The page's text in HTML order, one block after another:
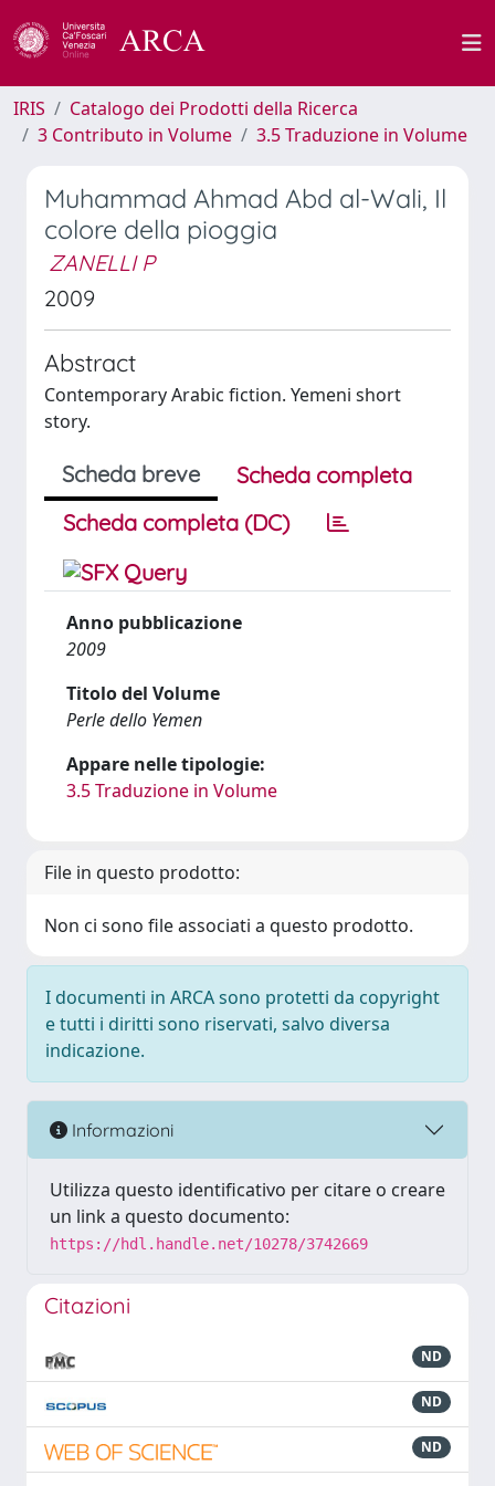
IRIS
Catalogo dei Prodotti della Ricerca
3 Contributo in Volume
3.5 Traduzione in Volume
Muhammad Ahmad Abd al-Wali, Il
colore della pioggia
ZANELLI P
2009
Abstract
Contemporary Arabic fiction. Yemeni short
story.
Scheda breve
Scheda completa
Scheda completa (DC)
Anno pubblicazione
2009
Titolo del Volume
Perle dello Yemen
Appare nelle tipologie:
3.5 Traduzione in Volume
File in questo prodotto:
Non ci sono file associati a questo prodotto.
I documenti in ARCA sono protetti da copyright
e tutti i diritti sono riservati, salvo diversa
indicazione.
Informazioni
Utilizza questo identificativo per citare o creare
un link a questo documento:
https://hdl.handle.net/10278/3742669
Citazioni
ND
ND
ND